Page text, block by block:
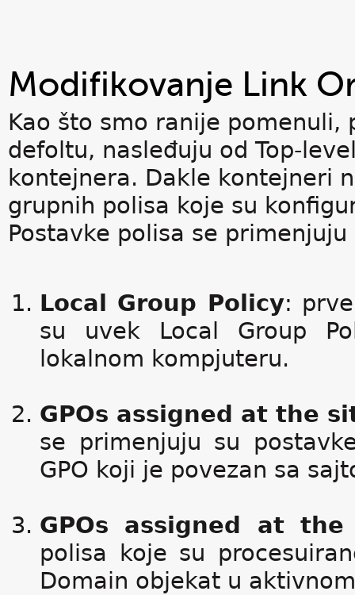
Modifikovanje Link
Kao što smo ranije
defoltu, nasleđuju od Top-
kontejnera. Dakle kontejneri
grupnih polisa koje su
Postavke polisa se
Local Group Policy:
su uvek Local Group
lokalnom kompjuteru.
GPOs assigned at the
se primenjuju su
GPO koji je povezan sa
GPOs assigned at
polisa koje su
Domain objekat u